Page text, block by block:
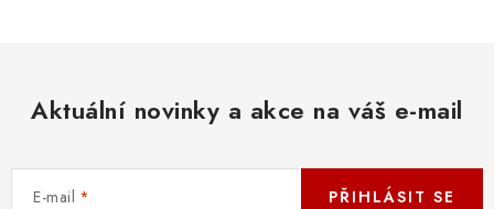
Aktuální novinky a akce na váš e-mail
E-mail PŘIHLÁSIT SE